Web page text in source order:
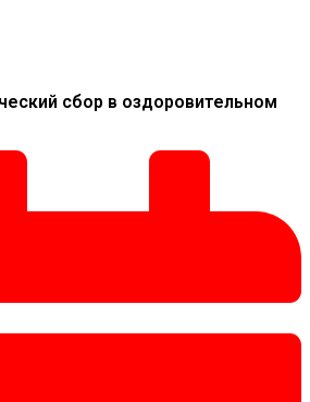
сбор в оздоровительном